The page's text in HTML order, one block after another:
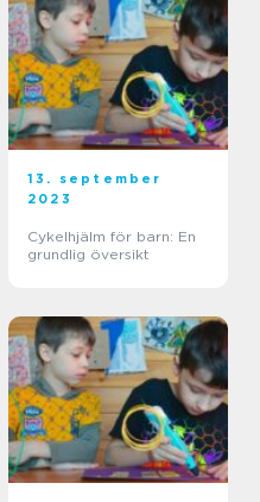
13. september
2023
Cykelhjälm för barn: En
grundlig översikt